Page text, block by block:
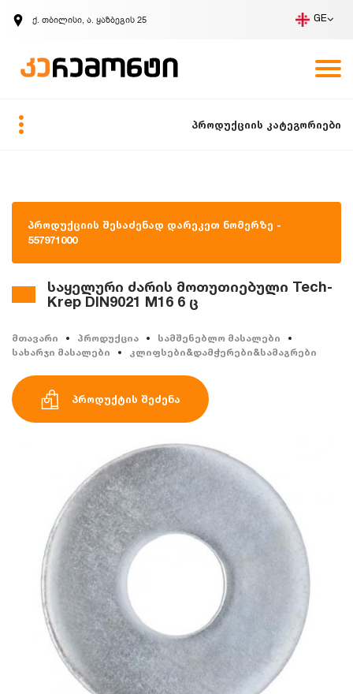
ქ. თბილისი, ა. ყაზბეგის 25 GE
ზარის მოთხოვნა
პროდუქციის კატეგორიები
პროდუქციის შესაძენად დარეკეთ ნომერზე -
557971000
საყელური ძარის მოთუთიებული Tech-
Krep DIN9021 M16 6 ც
მთავარი პროდუქცია
სამშენებლო მასალები
სახარჯი მასალები
კლიფსები&დამჭერები&სამაგრები
პროდუქტის შეძენა